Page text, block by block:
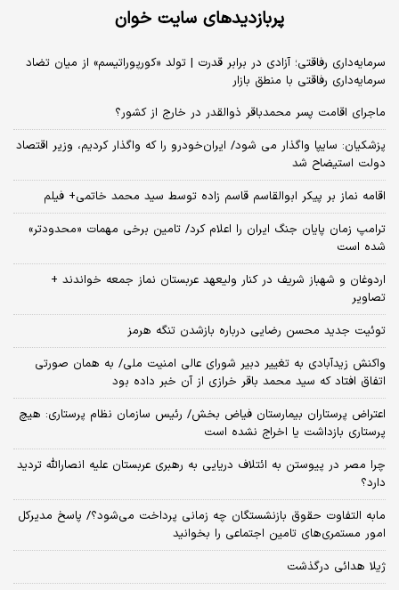
پربازدیدهای سایت خوان
سرمایه‌داری رفاقتی؛ آزادی در برابر قدرت | تولد «کورپوراتیسم» از میان تضاد
سرمایه‌داری رفاقتی با منطق بازار
ماجرای اقامت پسر محمدباقر ذوالقدر در خارج از کشور؟
پزشکیان: سایپا واگذار می شود/ ایران‌خودرو را که واگذار کردیم، وزیر اقتصاد
دولت استیضاح شد
اقامه نماز بر پیکر ابوالقاسم قاسم زاده توسط سید محمد خاتمی+ فیلم
ترامپ زمان پایان جنگ ایران را اعلام کرد/ تامین برخی مهمات «محدودتر»
شده است
اردوغان و شهباز شریف در کنار ولیعهد عربستان نماز جمعه خواندند +
تصاویر
توئیت جدید محسن رضایی درباره بازشدن تنگه هرمز
واکنش زیدآبادی به تغییر دبیر شورای عالی امنیت ملی/ به همان صورتی
اتفاق افتاد که سید محمد باقر خرازی از آن خبر داده بود
اعتراض پرستاران بیمارستان فیاض بخش/ رئیس سازمان نظام پرستاری: هیچ
پرستاری بازداشت یا اخراج نشده است
چرا مصر در پیوستن به ائتلاف دریایی به رهبری عربستان علیه انصارالله تردید
دارد؟
مابه التفاوت حقوق بازنشستگان چه زمانی پرداخت می‌شود؟/ پاسخ مدیرکل
امور مستمری‌های تامین اجتماعی را بخوانید
ژیلا هدائی درگذشت